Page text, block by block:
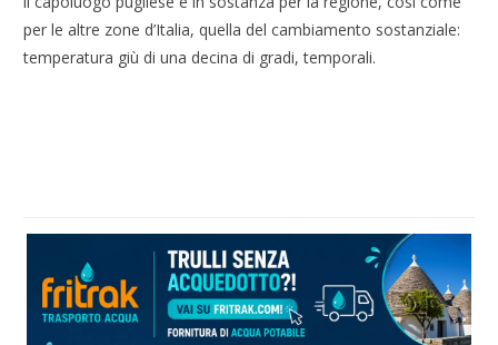
per le altre zone d’Italia, quella del cambiamento sostanziale:
temperatura giù di una decina di gradi, temporali.